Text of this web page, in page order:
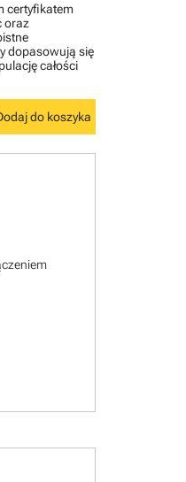
certyfikatem
oraz
dopasowują się
całości
do koszyka